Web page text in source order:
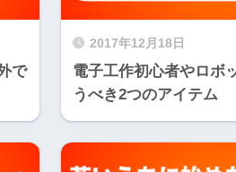
で
2017年12月18日
電子工作初心者やロボ
うべき2つのアイテム